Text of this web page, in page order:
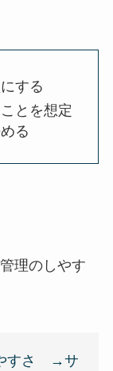
する
とを想定
る
理のしやす
すさ →サ